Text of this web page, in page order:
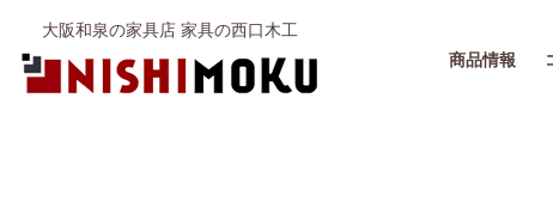
大阪和泉の家具店 家具の西口木工
商品情報